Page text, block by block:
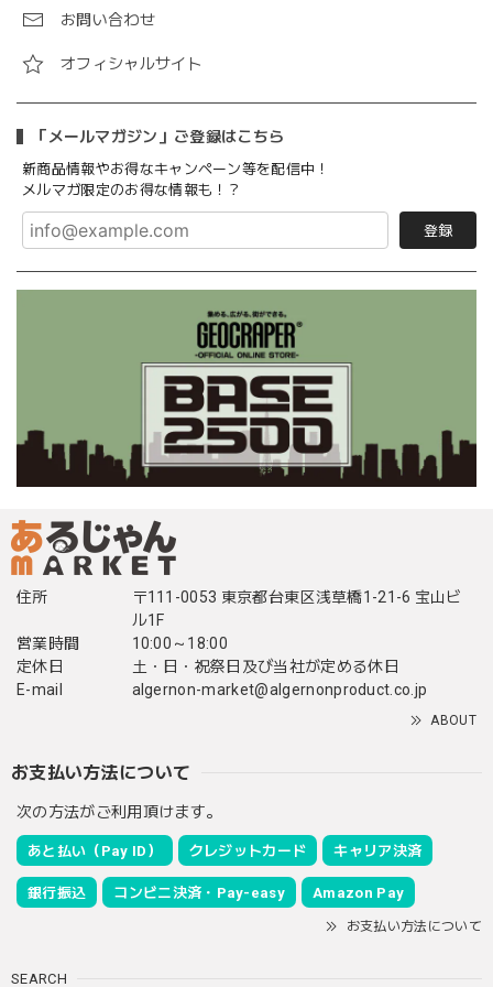
お問い合わせ
オフィシャルサイト
「メールマガジン」ご登録はこちら
新商品情報やお得なキャンペーン等を配信中！
メルマガ限定のお得な情報も！？
登録
住所
〒111-0053 東京都台東区浅草橋1-21-6 宝山ビ
ル1F
営業時間
10:00～18:00
定休日
土・日・祝祭日及び当社が定める休日
E-mail
algernon-market@algernonproduct.co.jp
ABOUT
お支払い方法について
次の方法がご利用頂けます。
あと払い（Pay ID） クレジットカード キャリア決済
銀行振込 コンビニ決済・Pay-easy Amazon Pay
お支払い方法について
SEARCH